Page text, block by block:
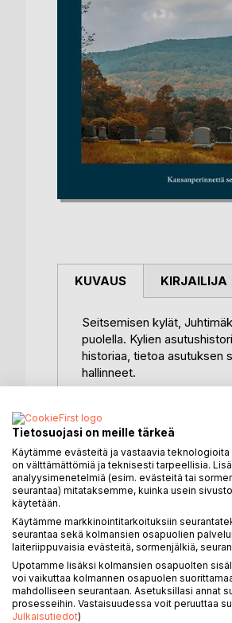
KUVAUS
Seitsemisen kylät,
puolella. Kylien
historiaa, tietoa asutuksen
hallinneet.
Tämä teos täydentää
Kansanperinteen
niissä olisi syntynyt
entisen Suur-Ikaalisten
tarpeenkaan. Kirja
vastaavat Kyrösjärven
Sinänsä kansanperinne on
maailmanlaajuisia, mutta
olla Egyptissä, Kreikassa
KIRJAILIJA
Tietosuojasi on meille tärkeä
Käytämme evästeitä ja vastaavia
on välttämättömiä ja teknisesti tarpeellisia.
analyysimenetelmiä (esim. evästeitä tai
seurantaa) mitataksemme, kuinka usein
käytetään.
Käytämme markkinointitarkoituksiin
seurantaa sekä kolmansien osapuolien
laiteriippuvaisia evästeitä, sormenjälkiä,
Upotamme lisäksi kolmansien osapuolten
voi vaikuttaa kolmannen osapuolen
mahdolliseen seurantaan. Asetuksillasi annat
prosesseihin. Vastaisuudessa voit peruuttaa
Julkaisutiedot)